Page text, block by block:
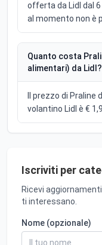
offerta da Lidl dal
al momento non è
Quanto costa
alimentari) da Lidl?
Il prezzo di
volantino Lidl è €
Iscriviti per
Ricevi
ti interessano.
Nome (opzionale)